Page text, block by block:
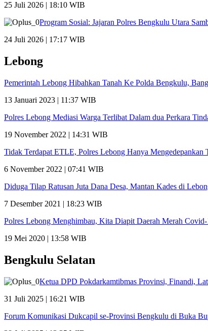
25 Juli 2026 | 18:10 WIB
Program Sosial: Jajaran Polres Bengkulu Utara
24 Juli 2026 | 17:17 WIB
Lebong
Pemerintah Lebong Hibahkan Tanah Ke Polda Bengkulu,
13 Januari 2023 | 11:37 WIB
Polres Lebong Mediasi Warga Terlibat Dalam dua Perkara
19 November 2022 | 14:31 WIB
Tidak Terdapat ETLE, Polres Lebong Hanya Mengedepankan
6 November 2022 | 07:41 WIB
Diduga Tilap Ratusan Juta Dana Desa, Mantan Kades di
7 Desember 2021 | 18:23 WIB
Polres Lebong Menghimbau, Kita Diapit Daerah Merah
19 Mei 2020 | 13:58 WIB
Bengkulu Selatan
Ketua DPD Pokdarkamtibmas Provinsi, Finandi,
31 Juli 2025 | 16:21 WIB
Forum Komunikasi Dukcapil se-Provinsi Bengkulu di Buka